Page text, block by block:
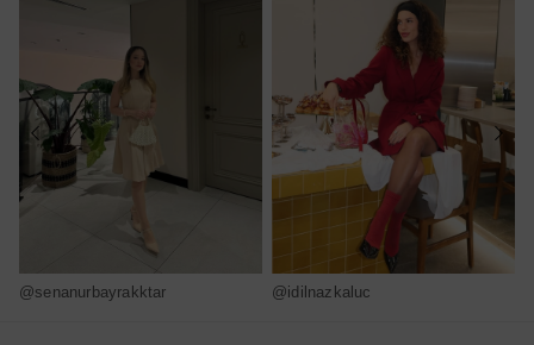
@senanurbayrakktar @idilnazkaluc